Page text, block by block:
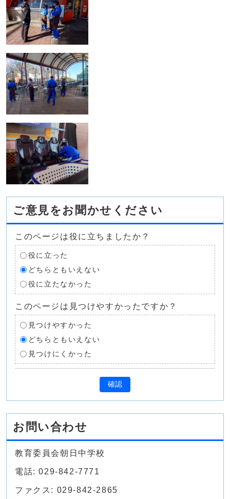
ご意見をお聞かせください
このページは役に立ちましたか？
役に立った
どちらともいえない
役に立たなかった
このページは見つけやすかったですか？
見つけやすかった
どちらともいえない
見つけにくかった
確認
お問い合わせ
教育委員会朝日中学校
電話: 029-842-7771
ファクス: 029-842-2865